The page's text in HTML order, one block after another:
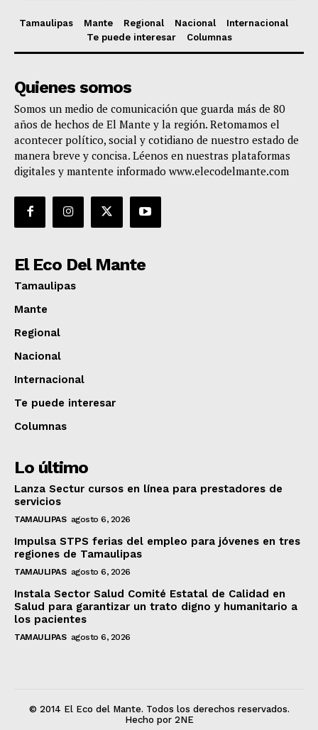
Tamaulipas Mante Regional Nacional
Internacional
Te puede interesar
Columnas
Quienes somos
Somos un medio de comunicación que guarda más de 80
años de hechos de El Mante y la región. Retomamos el
acontecer político, social y cotidiano de nuestro estado de
manera breve y concisa. Léenos en nuestras plataformas
digitales y mantente informado www.elecodelmante.com
El Eco Del Mante
Tamaulipas
Mante
Regional
Nacional
Internacional
Te puede interesar
Columnas
Lo último
Lanza Sectur cursos en línea para prestadores de
servicios
TAMAULIPAS agosto 6, 2026
Impulsa STPS ferias del empleo para jóvenes en tres
regiones de Tamaulipas
TAMAULIPAS agosto 6, 2026
Instala Sector Salud Comité Estatal de Calidad en
Salud para garantizar un trato digno y humanitario a
los pacientes
TAMAULIPAS agosto 6, 2026
© 2014 El Eco del Mante. Todos los derechos reservados.
Hecho por 2NE